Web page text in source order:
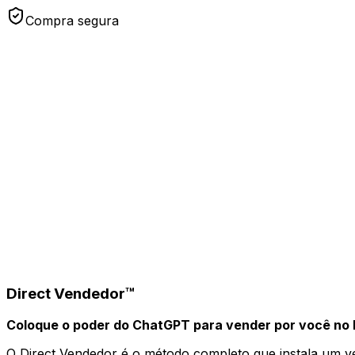
Compra segura
Direct Vendedor™
Coloque o poder do ChatGPT para vender por você no